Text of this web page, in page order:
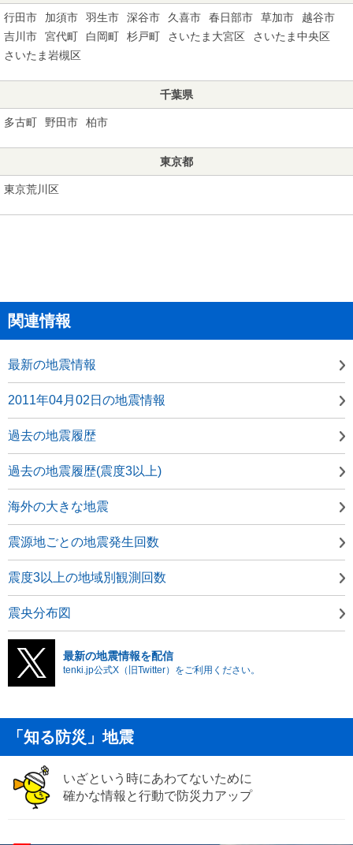
行田市 加須市 羽生市 深谷市 久喜市 春日部市 草加市
越谷市
吉川市
宮代町 白岡町 杉戸町 さいたま大宮区
さいたま中央区
さいたま岩槻区
千葉県
多古町 野田市 柏市
東京都
東京荒川区
関連情報
最新の地震情報
2011年04月02日の地震情報
過去の地震履歴
過去の地震履歴(震度3以上)
海外の大きな地震
震源地ごとの地震発生回数
震度3以上の地域別観測回数
震央分布図
最新の地震情報を配信
tenki.jp公式X（旧Twitter）をご利用ください。
「知る防災」地震
いざという時にあわてないために
確かな情報と行動で防災力アップ